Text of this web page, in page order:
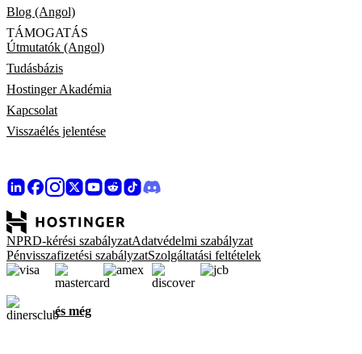
Blog (Angol)
TÁMOGATÁS
Útmutatók (Angol)
Tudásbázis
Hostinger Akadémia
Kapcsolat
Visszaélés jelentése
NPRD-kérési szabályzatAdatvédelmi szabályzat
Pénvisszafizetési szabályzatSzolgáltatási feltételek
és még